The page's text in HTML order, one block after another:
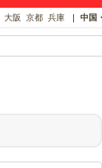
大阪 京都 兵庫 中国